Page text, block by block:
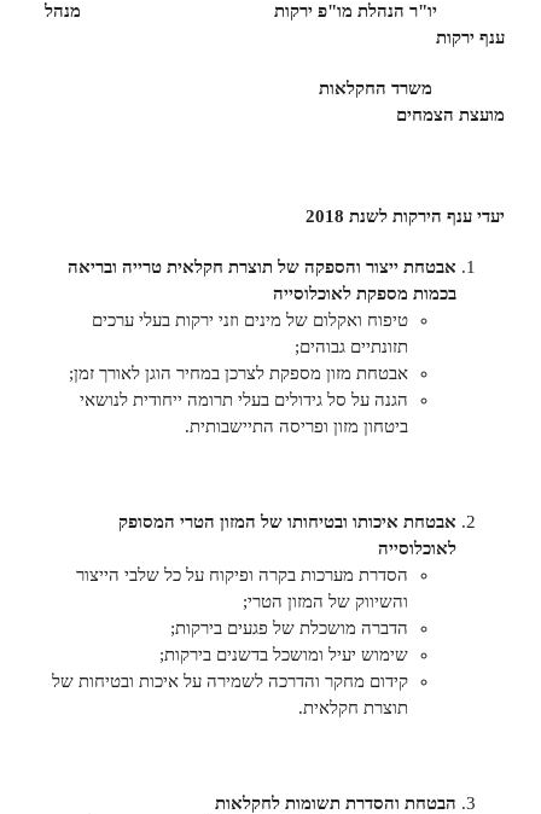
יו"ר הנהלת מו"פ ירקות מנהל
ענף ירקות
משרד החקלאות
מועצת הצמחים
יעדי ענף הירקות לשנת 2018
אבטחת ייצור והספקה של תוצרת חקלאית טרייה ובריאה
בכמות מספקת לאוכלוסייה
טיפוח ואקלום של מינים וזני ירקות בעלי ערכים
תזונתיים גבוהים;
אבטחת מזון מספקת לצרכן במחיר הוגן לאורך זמן;
הגנה על סל גידולים בעלי תרומה ייחודית לנושאי
ביטחון מזון ופריסה התיישבותית.
אבטחת איכותו ובטיחותו של המזון הטרי המסופק
לאוכלוסייה
הסדרת מערכות בקרה ופיקוח על כל שלבי הייצור
והשיווק של המזון הטרי;
הדברה מושכלת של פגעים בירקות;
שימוש יעיל ומושכל בדשנים בירקות;
קידום מחקר והדרכה לשמירה על איכות ובטיחות של
תוצרת חקלאית.
הבטחת והסדרת תשומות לחקלאות